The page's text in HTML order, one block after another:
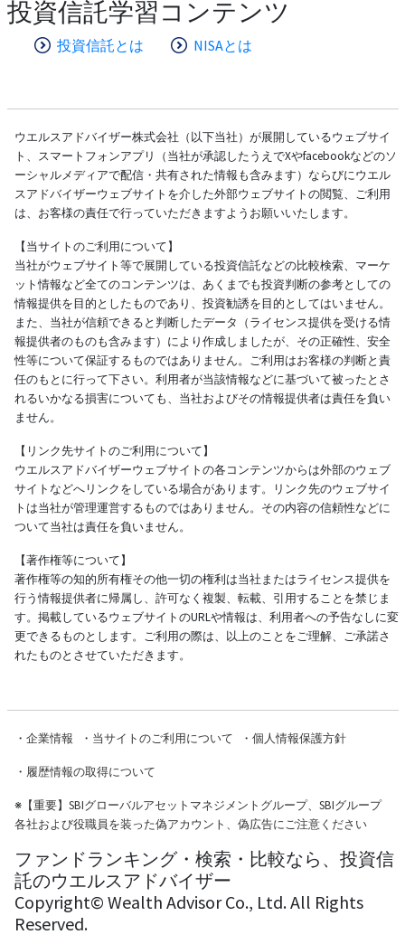
投資信託学習コンテンツ
投資信託とは NISAとは
ウエルスアドバイザー株式会社（以下当社）が展開しているウェブサイ
ト、スマートフォンアプリ（当社が承認したうえでXやfacebookなどのソ
ーシャルメディアで配信・共有された情報も含みます）ならびにウエル
スアドバイザーウェブサイトを介した外部ウェブサイトの閲覧、ご利用
は、お客様の責任で行っていただきますようお願いいたします。
【当サイトのご利用について】
当社がウェブサイト等で展開している投資信託などの比較検索、マーケ
ット情報など全てのコンテンツは、あくまでも投資判断の参考としての
情報提供を目的としたものであり、投資勧誘を目的としてはいません。
また、当社が信頼できると判断したデータ（ライセンス提供を受ける情
報提供者のものも含みます）により作成しましたが、その正確性、安全
性等について保証するものではありません。ご利用はお客様の判断と責
任のもとに行って下さい。利用者が当該情報などに基づいて被ったとさ
れるいかなる損害についても、当社およびその情報提供者は責任を負い
ません。
【リンク先サイトのご利用について】
ウエルスアドバイザーウェブサイトの各コンテンツからは外部のウェブ
サイトなどへリンクをしている場合があります。リンク先のウェブサイ
トは当社が管理運営するものではありません。その内容の信頼性などに
ついて当社は責任を負いません。
【著作権等について】
著作権等の知的所有権その他一切の権利は当社またはライセンス提供を
行う情報提供者に帰属し、許可なく複製、転載、引用することを禁じま
す。掲載しているウェブサイトのURLや情報は、利用者への予告なしに変
更できるものとします。ご利用の際は、以上のことをご理解、ご承諾さ
れたものとさせていただきます。
・ 企業情報 ・ 当サイトのご利用について ・ 個人情報保護方針
・ 履歴情報の取得について
※【重要】SBIグローバルアセットマネジメントグループ、SBIグループ
各社および役職員を装った偽アカウント、偽広告にご注意ください
ファンドランキング・検索・比較なら、投資信
託のウエルスアドバイザー
Copyright© Wealth Advisor Co., Ltd. All Rights
Reserved.